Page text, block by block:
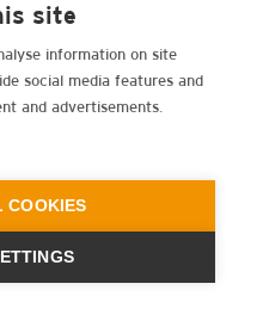
site
information on site
social media features and
and advertisements.
COOKIES